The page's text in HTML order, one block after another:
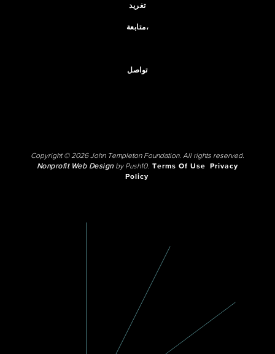
تغريد
متابعة،
تواصل
Copyright © 2026 John Templeton Foundation. All rights reserved.
Nonprofit Web Designby Push10. Terms Of Use
Privacy
Policy